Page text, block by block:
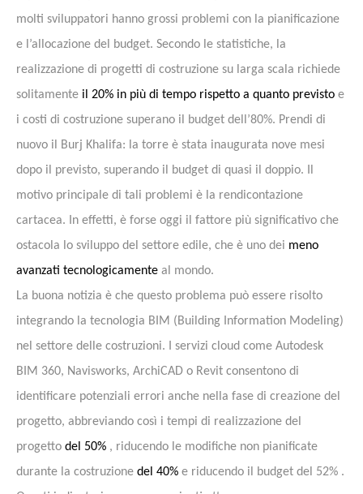
molti sviluppatori hanno grossi problemi con la pianificazione
e l’allocazione del budget. Secondo le statistiche, la
realizzazione di progetti di costruzione su larga scala richiede
solitamente il 20% in più di tempo rispetto a quanto previsto e
i costi di costruzione superano il budget dell’80%. Prendi di
nuovo il Burj Khalifa: la torre è stata inaugurata nove mesi
dopo il previsto, superando il budget di quasi il doppio. Il
motivo principale di tali problemi è la rendicontazione
cartacea. In effetti, è forse oggi il fattore più significativo che
ostacola lo sviluppo del settore edile, che è uno dei meno
avanzati tecnologicamente al mondo.
La buona notizia è che questo problema può essere risolto
integrando la tecnologia BIM (Building Information Modeling)
nel settore delle costruzioni. I servizi cloud come Autodesk
BIM 360, Navisworks, ArchiCAD o Revit consentono di
identificare potenziali errori anche nella fase di creazione del
progetto, abbreviando così i tempi di realizzazione del
progetto del 50% , riducendo le modifiche non pianificate
durante la costruzione del 40% e riducendo il budget del 52% .